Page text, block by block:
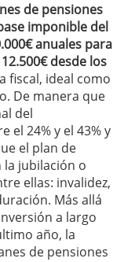
de pensiones
imponible del
anuales para
desde los
fiscal, ideal como
De manera que
del
el 24% y el 43% y
el plan de
la jubilación o
ellas: invalidez,
Más allá
a largo
año, la
de pensiones